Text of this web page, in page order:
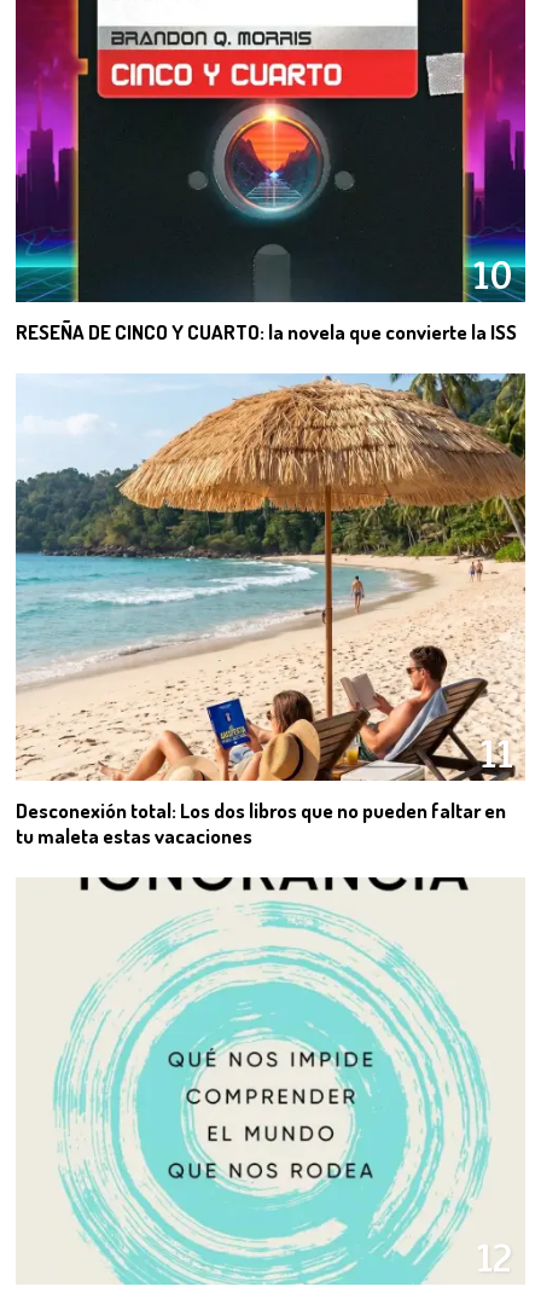
10
RESEÑA DE CINCO Y CUARTO: la novela que convierte la ISS
11
Desconexión total: Los dos libros que no pueden faltar en
tu maleta estas vacaciones
12